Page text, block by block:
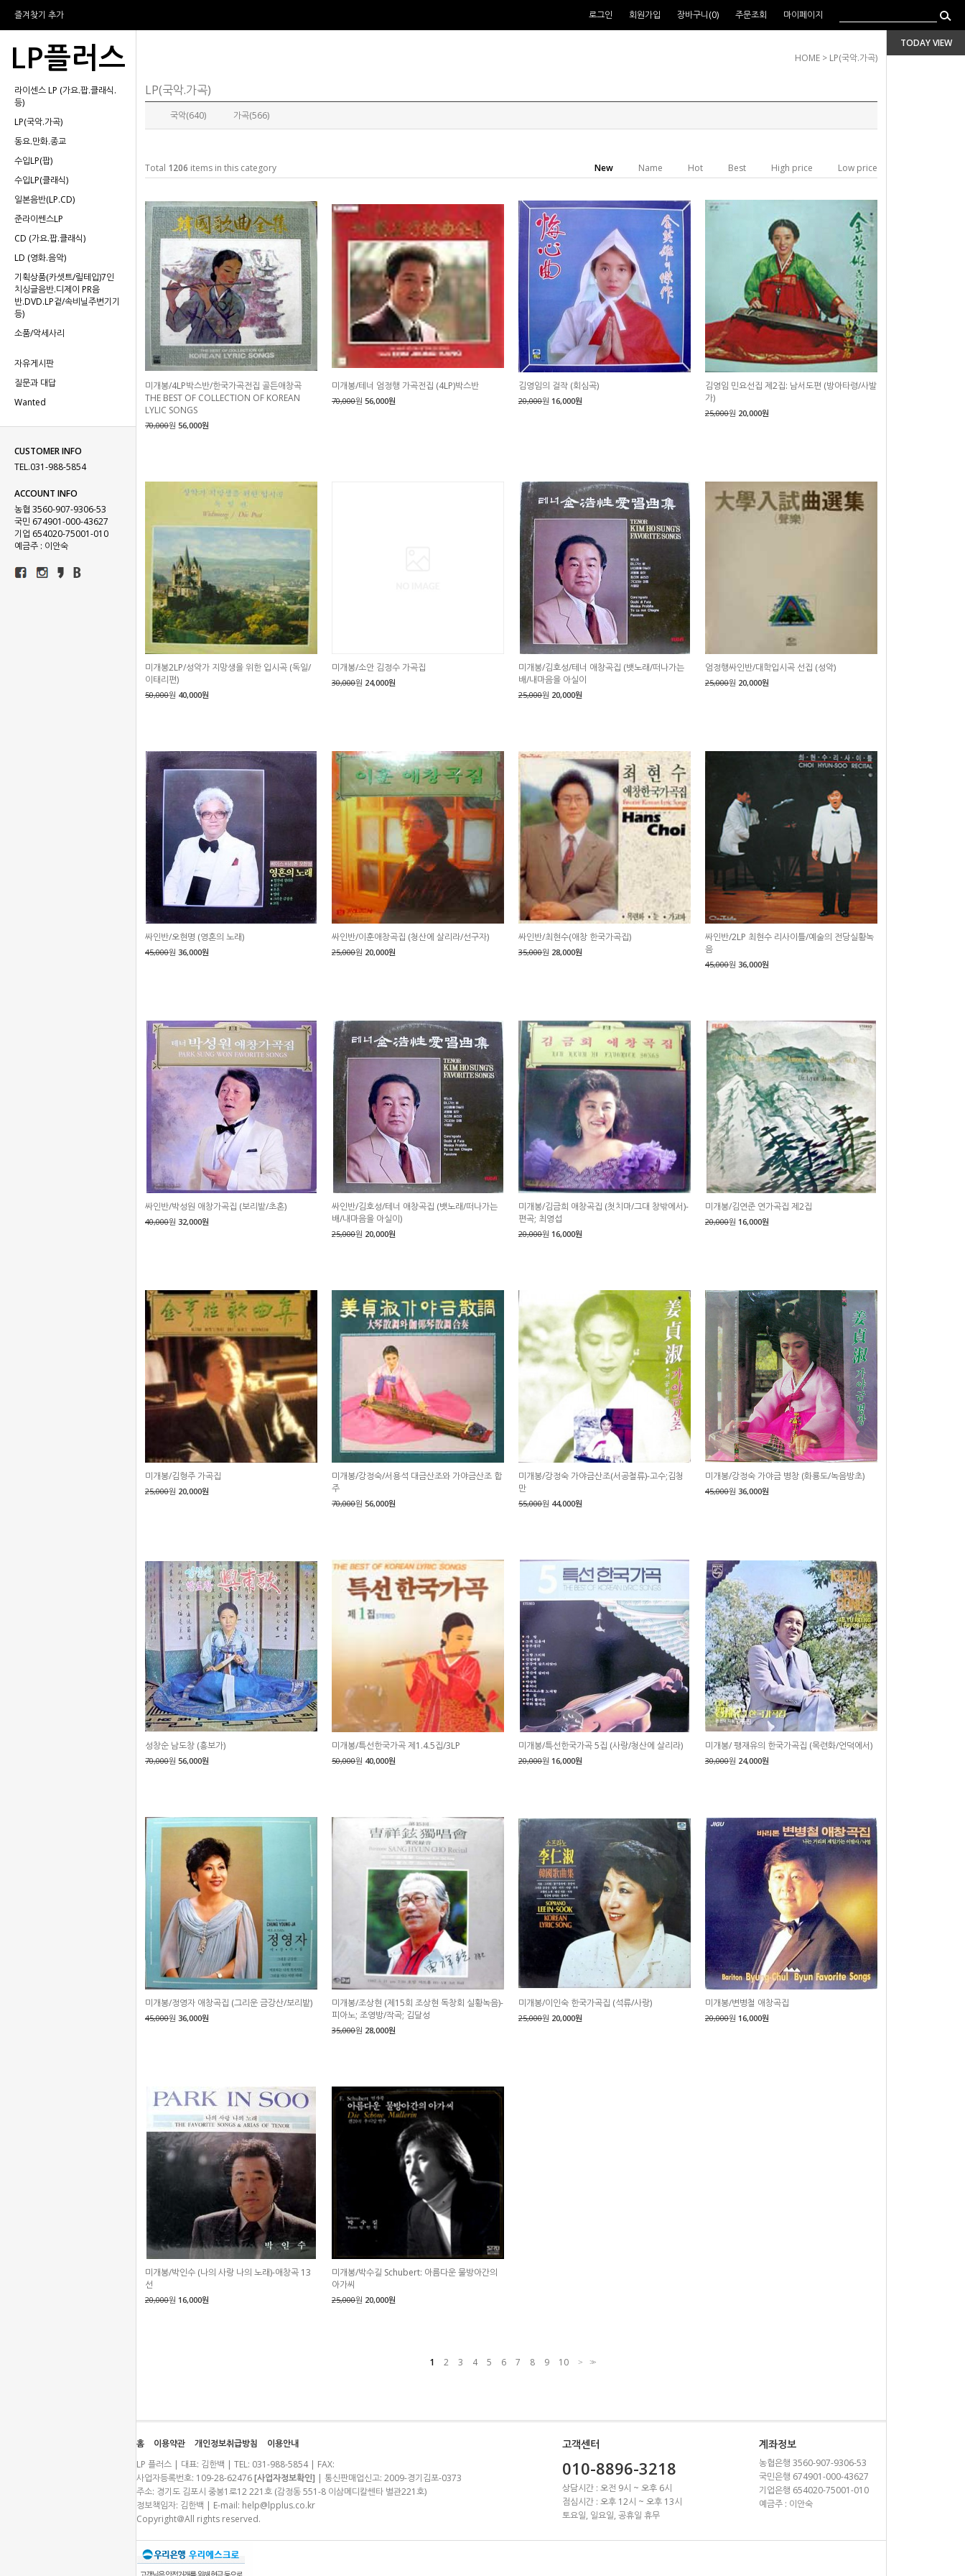
TODAY VIEW
즐겨찾기 추가 로그인 회원가입 장바구니(0) 주문조회 마이페이지
LP플러스
라이센스 LP (가요.팝.클래식.
등)
LP(국악.가곡)
동요.만화.종교
수입LP(팝)
수입LP(클래식)
일본음반(LP.CD)
준라이쎈스LP
CD (가요.팝.클래식)
LD (영화.음악)
기획상품(카셋트/릴테입)7인
치싱글음반.디제이 PR음
반.DVD.LP겉/속비닐주변기기
등)
소품/악세사리
자유게시판
질문과 대답
Wanted
CUSTOMER INFO
TEL.031-988-5854
ACCOUNT INFO
농협 3560-907-9306-53
국민 674901-000-43627
기업 654020-75001-010
예금주 : 이안숙
HOME > LP(국악.가곡)
LP(국악.가곡)
국악(640) 가곡(566)
Total 1206 items in this category New Name Hot Best High price Low price
미개봉/4LP박스반/한국가곡전집 골든애창곡
THE BEST OF COLLECTION OF KOREAN
LYLIC SONGS
70,000원 56,000원
미개봉/테너 엄정행 가곡전집 (4LP)박스반
70,000원 56,000원
김영임의 걸작 (회심곡)
20,000원 16,000원
김영임 민요선집 제2집: 남서도편 (방아타령/사발
가)
25,000원 20,000원
미개봉2LP/성악가 지망생을 위한 입시곡 (독일/
이태리편)
50,000원 40,000원
미개봉/소안 김정수 가곡집
30,000원 24,000원
미개봉/김호성/테너 애창곡집 (뱃노래/떠나가는
배/내마음을 아실이
25,000원 20,000원
엄정행싸인반/대학입시곡 선집 (성악)
25,000원 20,000원
싸인반/오현명 (영혼의 노래)
45,000원 36,000원
싸인반/이훈애창곡집 (청산에 살리라/선구자)
25,000원 20,000원
싸인반/최현수(애창 한국가곡집)
35,000원 28,000원
싸인반/2LP 최현수 리사이틀/예술의 전당실황녹
음
45,000원 36,000원
싸인반/박성원 애창가곡집 (보리밭/초혼)
40,000원 32,000원
싸인반/김호성/테너 애창곡집 (뱃노래/떠나가는
배/내마음을 아실이)
25,000원 20,000원
미개봉/김금희 애창곡집 (첫치마/그대 창밖에서)-
편곡; 최영섭
20,000원 16,000원
미개봉/김연준 연가곡집 제2집
20,000원 16,000원
미개봉/김형주 가곡집
25,000원 20,000원
미개봉/강정숙/서용석 대금산조와 가야금산조 합
주
70,000원 56,000원
미개봉/강정숙 가야금산조(서공철류)-고수;김청
만
55,000원 44,000원
미개봉/강정숙 가야금 병창 (화룡도/녹음방초)
45,000원 36,000원
성창순 남도창 (흥보가)
70,000원 56,000원
미개봉/특선한국가곡 제1.4.5집/3LP
50,000원 40,000원
미개봉/특선한국가곡 5집 (사랑/청산에 살리라)
20,000원 16,000원
미개봉/ 팽재유의 한국가곡집 (목련화/언덕에서)
30,000원 24,000원
미개봉/정영자 애창곡집 (그리운 금강산/보리밭)
45,000원 36,000원
미개봉/조상현 (제15회 조상현 독창회 실황녹음)-
피아노; 조영방/작곡; 김달성
35,000원 28,000원
미개봉/이인숙 한국가곡집 (석류/사랑)
25,000원 20,000원
미개봉/변병철 애창곡집
20,000원 16,000원
미개봉/박인수 (나의 사랑 나의 노래)-애창곡 13
선
20,000원 16,000원
미개봉/박수길 Schubert: 아름다운 물방아간의
아가씨
25,000원 20,000원
1 2 3 4 5 6 7 8 9 10 > >>
홈 이용약관 개인정보취급방침
이용안내
LP 플러스 | 대표: 김한백 | TEL: 031-988-5854 | FAX:
사업자등록번호: 109-28-62476[사업자정보확인] | 통신판매업신고: 2009-경기김포-0373
주소: 경기도 김포시 중봉1로12 221호 (감정동 551-8 이삼메디칼쎈타 별관221호)
정보책임자: 김한백 | E-mail: help@lpplus.co.kr
Copyright＠All rights reserved.
고객센터
010-8896-3218
상담시간 : 오전 9시 ~ 오후 6시
점심시간 : 오후 12시 ~ 오후 13시
토요일, 일요일, 공휴일 휴무
계좌정보
농협은행 3560-907-9306-53
국민은행 674901-000-43627
기업은행 654020-75001-010
예금주 : 이안숙